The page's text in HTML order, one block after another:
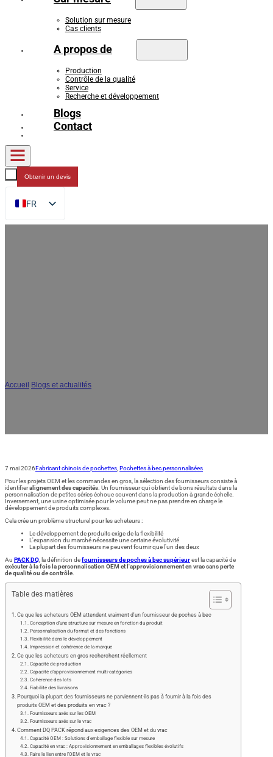
Solution sur mesure
Cas clients
A propos de
Production
Contrôle de la qualité
Service
Recherche et développement
Blogs
Contact
Obtenir un devis
FR
EN
Accueil Blogs et actualités
7 mai 2026Fabricant chinois de pochettes Pochettes à bec personnalisées
Pour les projets OEM et les commandes en gros, la sélection des fournisseurs consiste à
identifieralignement des capacités . Un fournisseur qui obtient de bons résultats dans la
personnalisation de petites séries échoue souvent dans la production à grande échelle.
Inversement, une usine optimisée pour le volume peut ne pas prendre en charge le
développement de produits complexes.
Cela crée un problème structurel pour les acheteurs :
Le développement de produits exige de la flexibilité
L'expansion du marché nécessite une certaine évolutivité
La plupart des fournisseurs ne peuvent fournir que l'un des deux
Au PACK DQ , la définition defournisseurs de poches à bec supérieurest la capacité de
exécuter à la fois la personnalisation OEM et l'approvisionnement en vrac sans perte
de qualité ou de contrôle
Table des matières
Ce que les acheteurs OEM attendent vraiment d'un fournisseur de poches à bec
Conception d'une structure sur mesure en fonction du produit
Personnalisation du format et des fonctions
Flexibilité dans le développement
Impression et cohérence de la marque
Ce que les acheteurs en gros recherchent réellement
Capacité de production
Capacité d'approvisionnement multi-catégories
Cohérence des lots
Fiabilité des livraisons
Pourquoi la plupart des fournisseurs ne parviennent-ils pas à fournir à la fois des
produits OEM et des produits en vrac ?
Fournisseurs axés sur les OEM
Fournisseurs axés sur le vrac
Comment DQ PACK répond aux exigences des OEM et du vrac
Capacité OEM : Solutions d'emballage flexible sur mesure
Capacité en vrac : Approvisionnement en emballages flexibles évolutifs
Faire le lien entre l'OEM et le vrac